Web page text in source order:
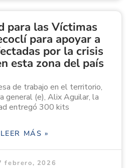
para las Víctimas
para apoyar a
por la crisis
esta zona del país
de trabajo en el territorio,
general (e), Alix Aguilar, la
entregó 300 kits
LEER MÁS »
febrero, 2026